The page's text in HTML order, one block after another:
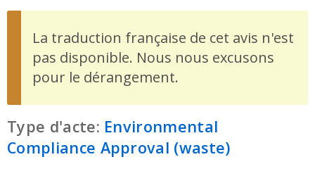
La traduction française de cet avis n'est
pas disponible. Nous nous excusons
pour le dérangement.
Type d'acte: Environmental
Compliance Approval (waste)